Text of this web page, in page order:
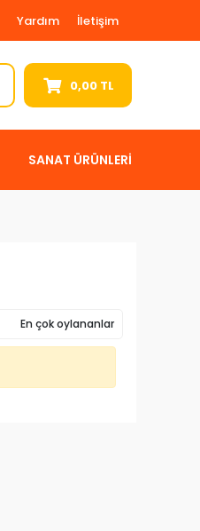
Yardım İletişim
0,00 TL
SANAT ÜRÜNLERİ
En çok oylananlar